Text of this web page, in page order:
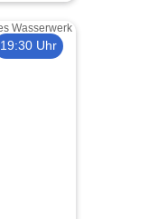
19:30 Uhr